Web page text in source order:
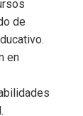
de
en